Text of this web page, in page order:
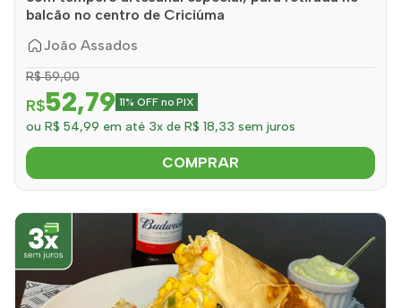
balcão no centro de Criciúma
João Assados
R$ 59,00
R$52,79 11% OFF no PIX
ou R$ 54,99 em até 3x de R$ 18,33 sem juros
COMPRAR